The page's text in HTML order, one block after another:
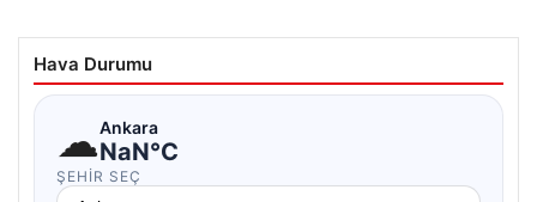
Hava Durumu
☁Ankara
NaN°C
ŞEHIR SEÇ